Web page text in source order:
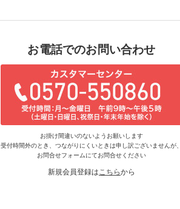
お電話でのお問い合わせ
お掛け間違いのないようお願いします
受付時間外のとき、つながりにくいときは申し訳ございませんが、
お問合せフォームにてお問合せください
新規会員登録はこちらから